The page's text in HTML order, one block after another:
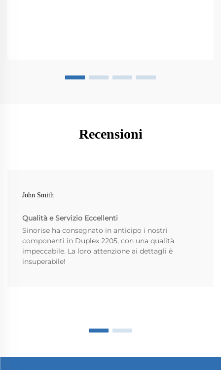
Recensioni
John Smith
Qualità e Servizio Eccellenti
Sinorise ha consegnato in anticipo i nostri
componenti in Duplex 2205, con una qualità
impeccabile. La loro attenzione ai dettagli è
insuperabile!